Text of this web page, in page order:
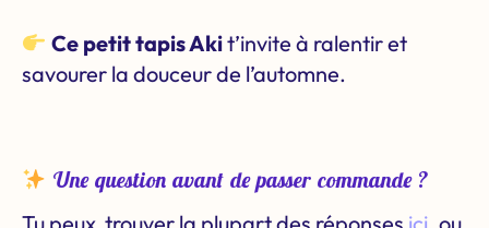
Ce petit tapis Akit’invite à ralentir et
savourer la douceur de l’automne.
Une question avant de passer commande ?